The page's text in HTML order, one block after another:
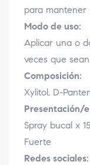
para mantener
Modo de uso:
Aplicar una o
veces que
Composición:
Xylitol, D-
Presentación/
Spray bucal x
Fuerte
Redes sociales: